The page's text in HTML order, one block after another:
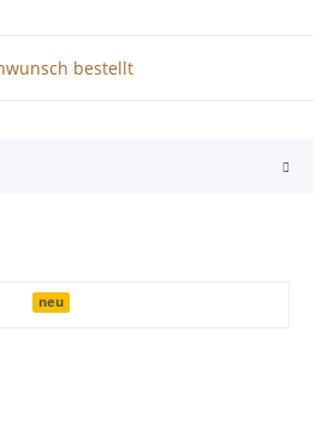
bestellt
neu